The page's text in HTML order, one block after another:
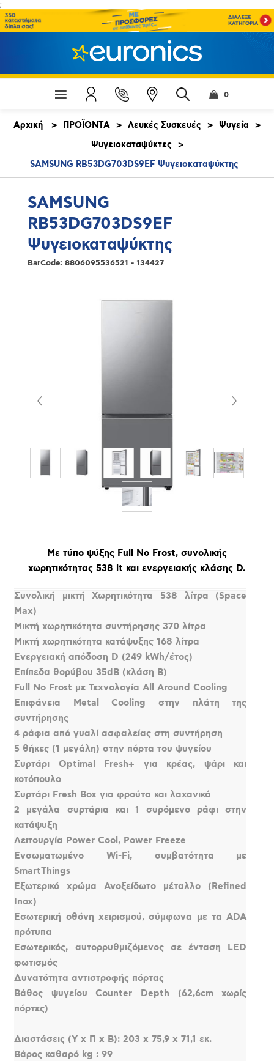
;
0
Αρχική > ΠΡΟΪΟΝΤΑ > Λευκές Συσκευές > Ψυγεία
>
Ψυγειοκαταψύκτες
>
SAMSUNG RB53DG703DS9EF Ψυγειοκαταψύκτης
SAMSUNG
RB53DG703DS9EF
Ψυγειοκαταψύκτης
BarCode: 8806095536521 - 134427
Με τύπο ψύξης Full No Frost, συνολικής
χωρητικότητας 538 lt και ενεργειακής κλάσης D.
Συνολική μικτή Χωρητικότητα 538 λίτρα (Space
Max)
Μικτή χωρητικότητα συντήρησης 370 λίτρα
Μικτή χωρητικότητα κατάψυξης 168 λίτρα
Ενεργειακή απόδοση D (249 kWh/έτος)
Επίπεδα θορύβου 35dB (κλάση B)
Full No Frost με Τεχνολογία All Around Cooling
Επιφάνεια Metal Cooling στην πλάτη της
συντήρησης
4 ράφια από γυαλί ασφαλείας στη συντήρηση
5 θήκες (1 μεγάλη) στην πόρτα του ψυγείου
Συρτάρι Optimal Fresh+ για κρέας, ψάρι και
κοτόπουλο
Συρτάρι Fresh Box για φρούτα και λαχανικά
2 μεγάλα συρτάρια και 1 συρόμενο ράφι στην
κατάψυξη
Λειτουργία Power Cool, Power Freeze
Ενσωματωμένο Wi-Fi, συμβατότητα με
SmartThings
Εξωτερικό χρώμα Ανοξείδωτο μέταλλο (Refined
Inox)
Εσωτερική οθόνη χειρισμού, σύμφωνα με τα ADA
πρότυπα
Εσωτερικός, αυτορρυθμιζόμενος σε ένταση LED
φωτισμός
Δυνατότητα αντιστροφής πόρτας
Βάθος ψυγείου Counter Depth (62,6cm χωρίς
πόρτες)
Διαστάσεις (Υ x Π x Β): 203 x 75,9 x 71,1 εκ.
Βάρος καθαρό kg : 99